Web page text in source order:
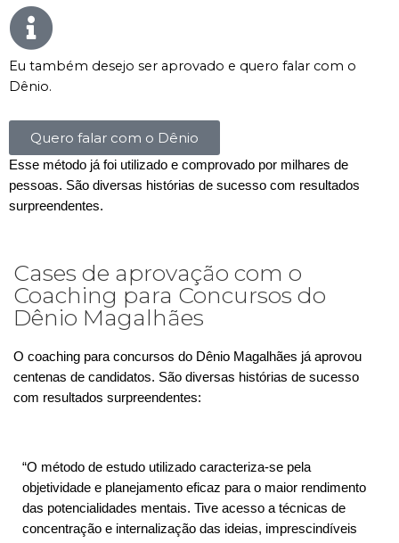
Eu também desejo ser aprovado e quero falar com o
Dênio.
Quero falar com o Dênio
Esse método já foi utilizado e comprovado por milhares de
pessoas. São diversas histórias de sucesso com resultados
surpreendentes.
Cases de aprovação com o
Coaching para Concursos do
Dênio Magalhães
O coaching para concursos do Dênio Magalhães já aprovou
centenas de candidatos. São diversas histórias de sucesso
com resultados surpreendentes:
“O método de estudo utilizado caracteriza-se pela
objetividade e planejamento eficaz para o maior rendimento
das potencialidades mentais. Tive acesso a técnicas de
concentração e internalização das ideias, imprescindíveis